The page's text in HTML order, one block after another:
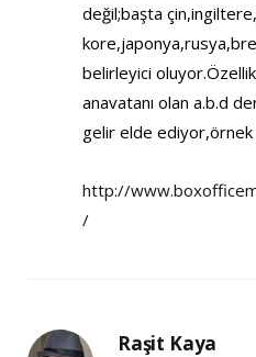
değil;başta
belirleyici
anavatanı olan a.b.d
gelir elde ediyor,örnek
http://
/
Raşit Kaya